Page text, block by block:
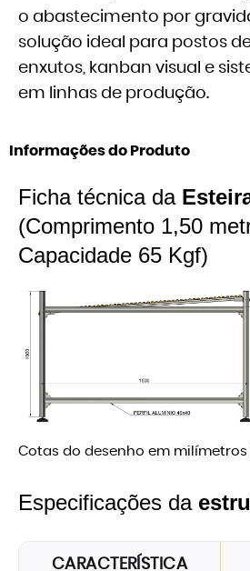
o abastecimento por
solução ideal para postos
enxutos, kanban visual e
em linhas de produção.
Informações do Produto
Ficha técnica da
(Comprimento 1,50
Capacidade 65 Kgf)
Cotas do desenho em milímetros
Especificações da
CARACTERÍSTICA